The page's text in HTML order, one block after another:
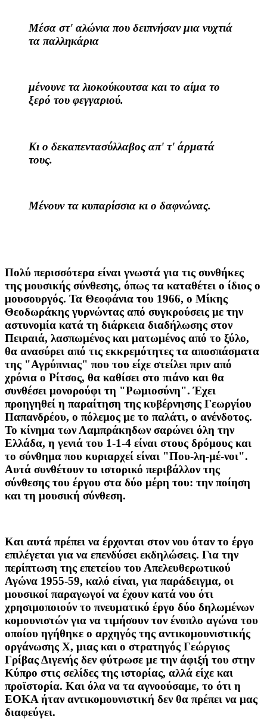
Μέσα στ' αλώνια που δειπνήσαν μια νυχτιά
τα παλληκάρια
μένουνε τα λιοκούκουτσα και το αίμα το
ξερό του φεγγαριού.
Κι ο δεκαπεντασύλλαβος απ' τ' άρματά
τους.
Μένουν τα κυπαρίσσια κι ο δαφνώνας.
Πολύ περισσότερα είναι γνωστά για τις συνθήκες
της μουσικής σύνθεσης, όπως τα καταθέτει ο ίδιος ο
μουσουργός. Τα Θεοφάνια του 1966, ο Μίκης
Θεοδωράκης γυρνώντας από συγκρούσεις με την
αστυνομία κατά τη διάρκεια διαδήλωσης στον
Πειραιά, λασπωμένος και ματωμένος από το ξύλο,
θα ανασύρει από τις εκκρεμότητες τα αποσπάσματα
της "Αγρύπνιας" που του είχε στείλει πριν από
χρόνια ο Ρίτσος, θα καθίσει στο πιάνο και θα
συνθέσει μονορούφι τη "Ρωμιοσύνη". Έχει
προηγηθεί η παραίτηση της κυβέρνησης Γεωργίου
Παπανδρέου, ο πόλεμος με το παλάτι, ο ανένδοτος.
Το κίνημα των Λαμπράκηδων σαρώνει όλη την
Ελλάδα, η γενιά του 1-1-4 είναι στους δρόμους και
το σύνθημα που κυριαρχεί είναι "Που-λη-μέ-νοι".
Αυτά συνθέτουν το ιστορικό περιβάλλον της
σύνθεσης του έργου στα δύο μέρη του: την ποίηση
και τη μουσική σύνθεση.
Και αυτά πρέπει να έρχονται στον νου όταν το έργο
επιλέγεται για να επενδύσει εκδηλώσεις. Για την
περίπτωση της επετείου του Απελευθερωτικού
Αγώνα 1955-59, καλό είναι, για παράδειγμα, οι
μουσικοί παραγωγοί να έχουν κατά νου ότι
χρησιμοποιούν το πνευματικό έργο δύο δηλωμένων
κομουνιστών για να τιμήσουν τον ένοπλο αγώνα του
οποίου ηγήθηκε ο αρχηγός της αντικομουνιστικής
οργάνωσης Χ, μιας και ο στρατηγός Γεώργιος
Γρίβας Διγενής δεν φύτρωσε με την άφιξή του στην
Κύπρο στις σελίδες της ιστορίας, αλλά είχε και
προϊστορία. Και όλα να τα αγνοούσαμε, το ότι η
ΕΟΚΑ ήταν αντικομουνιστική δεν θα πρέπει να μας
διαφεύγει.